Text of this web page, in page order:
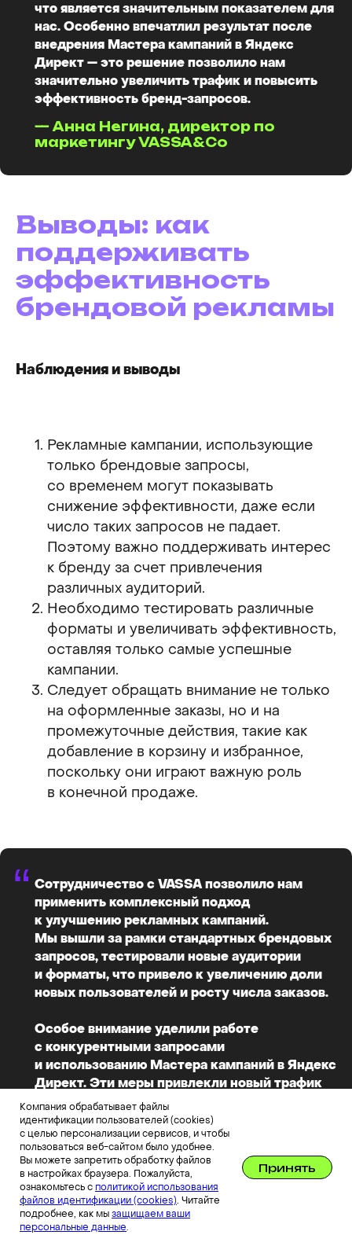
что является значительным показателем для
нас. Особенно впечатлил результат после
внедрения Мастера кампаний в Яндекс
Директ — это решение позволило нам
значительно увеличить трафик и повысить
эффективность бренд-запросов.
— Анна Негина, директор по
маркетингу VASSA&Co
Выводы: как
поддерживать
эффективность
брендовой рекламы
Наблюдения и выводы
Рекламные кампании, использующие
только брендовые запросы,
со временем могут показывать
снижение эффективности, даже если
число таких запросов не падает.
Поэтому важно поддерживать интерес
к бренду за счет привлечения
различных аудиторий.
Необходимо тестировать различные
форматы и увеличивать эффективность,
оставляя только самые успешные
кампании.
Следует обращать внимание не только
на оформленные заказы, но и на
промежуточные действия, такие как
добавление в корзину и избранное,
поскольку они играют важную роль
в конечной продаже.
“ Сотрудничество с VASSA позволило нам
применить комплексный подход
к улучшению рекламных кампаний.
Мы вышли за рамки стандартных брендовых
запросов, тестировали новые аудитории
и форматы, что привело к увеличению доли
новых пользователей и росту числа заказов.
Особое внимание уделили работе
с конкурентными запросами
и использованию Мастера кампаний в Яндекс
Директ. Эти меры привлекли новый трафик
и улучшили конверсии, даже в условиях
высокой конкуренции. Тщательная
настройка и регулярная оптимизация
помогли увеличить количество заказов,
подтверждая эффективность проведенных
кампаний.
— Людмила Ковалева, Аккаунт
директор OMNIMIX digital agency
Компания обрабатывает файлы
идентификации пользователей (cookies)
с целью персонализации сервисов, и чтобы
пользоваться веб-сайтом было удобнее.
Вы можете запретить обработку файлов
в настройках браузера. Пожалуйста,
ознакомьтесь с политикой использования
файлов идентификации (cookies). Читайте
подробнее, как мызащищаем ваши
персональные данные.
Принять
Политика обработки персональных данных
Согласие на обработку персональных данных
Политика использования данных (cookies)
Реквизиты
Все права защищены